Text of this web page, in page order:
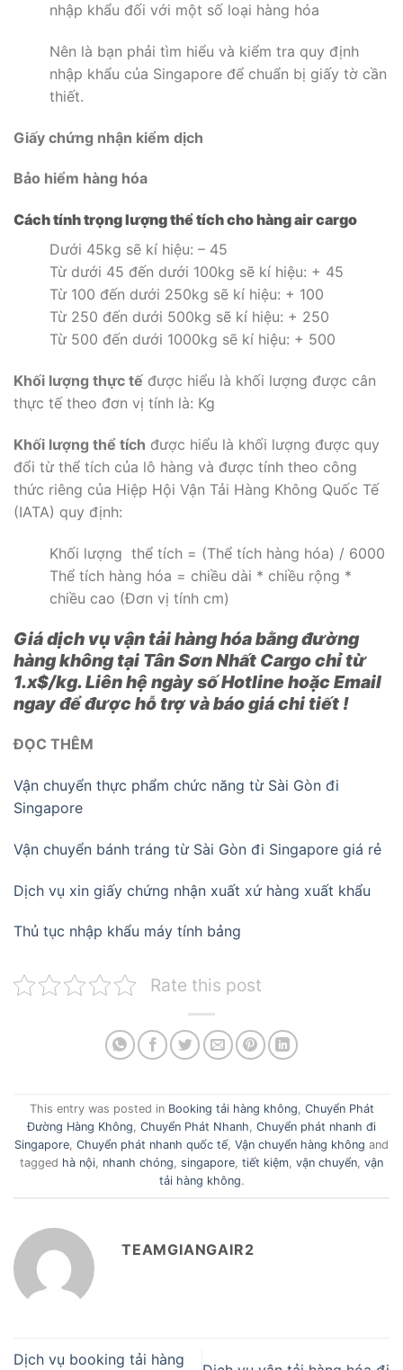
nhập khẩu đối với một số loại hàng hóa
Nên là bạn phải tìm hiểu và kiểm tra quy định
nhập khẩu của Singapore để chuẩn bị giấy tờ cần
thiết.
Giấy chứng nhận kiểm dịch
Bảo hiểm hàng hóa
Cách tính trọng lượng thể tích cho hàng air cargo
Dưới 45kg sẽ kí hiệu: – 45
Từ dưới 45 đến dưới 100kg sẽ kí hiệu: + 45
Từ 100 đến dưới 250kg sẽ kí hiệu: + 100
Từ 250 đến dưới 500kg sẽ kí hiệu: + 250
Từ 500 đến dưới 1000kg sẽ kí hiệu: + 500
Khối lượng thực tế được hiểu là khối lượng được cân
thực tế theo đơn vị tính là: Kg
Khối lượng thể tích được hiểu là khối lượng được quy
đổi từ thể tích của lô hàng và được tính theo công
thức riêng của Hiệp Hội Vận Tải Hàng Không Quốc Tế
(IATA) quy định:
Khối lượng thể tích = (Thể tích hàng hóa) / 6000
Thể tích hàng hóa = chiều dài * chiều rộng *
chiều cao (Đơn vị tính cm)
Giá dịch vụ vận tải hàng hóa bằng đường
hàng không tại Tân Sơn Nhất Cargo chỉ từ
1.x$/kg. Liên hệ ngày số Hotline hoặc Email
ngay để được hỗ trợ và báo giá chi tiết !
ĐỌC THÊM
Vận chuyển thực phẩm chức năng từ Sài Gòn đi
Singapore
Vận chuyển bánh tráng từ Sài Gòn đi Singapore giá rẻ
Dịch vụ xin giấy chứng nhận xuất xứ hàng xuất khẩu
Thủ tục nhập khẩu máy tính bảng
Rate this post
This entry was posted in Booking tải hàng không Chuyển Phát
Đường Hàng Không Chuyển Phát Nhanh Chuyển phát nhanh đi
Singapore Chuyển phát nhanh quốc tế Vận chuyển hàng không and
tagged hà nội nhanh chóng singapore tiết kiệm vận chuyển vận
tải hàng không.
TEAMGIANGAIR2
Dịch vụ booking tải hàng